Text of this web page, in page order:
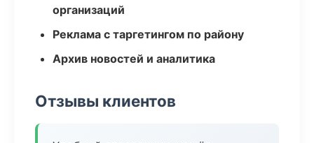
организаций
Реклама с таргетингом по району
Архив новостей и аналитика
Отзывы клиентов